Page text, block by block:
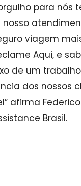
para nós
viagem
Aqui, e
de um
dos nossos
afirma
Brasil.